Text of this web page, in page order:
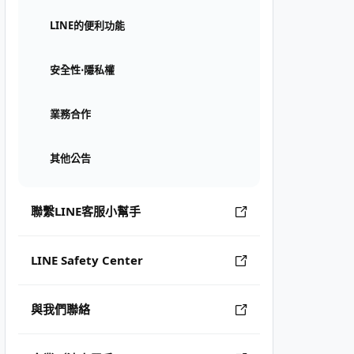
LINE的便利功能
安全性⋅隱私權
業務合作
其他公告
聯繫LINE客服小幫手
LINE Safety Center
與我們聯絡